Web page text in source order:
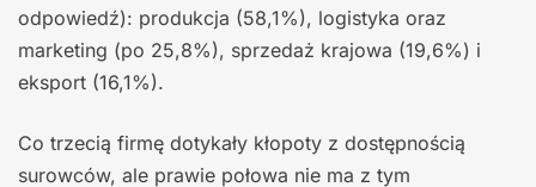
odpowiedź): produkcja (58,1%), logistyka oraz
marketing (po 25,8%), sprzedaż krajowa (19,6%) i
eksport (16,1%).
Co trzecią firmę dotykały kłopoty z dostępnością
surowców, ale prawie połowa nie ma z tym